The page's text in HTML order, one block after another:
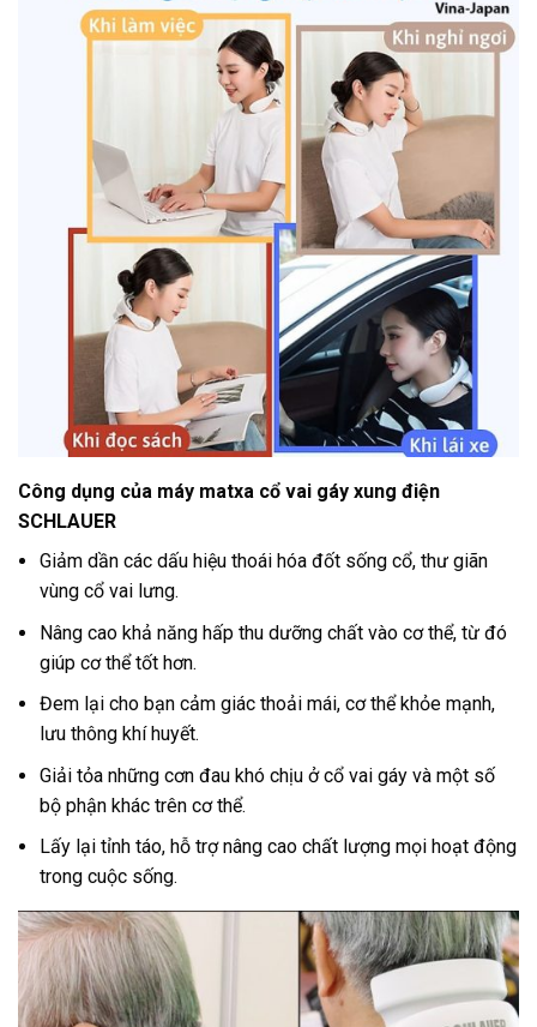
Công dụng của máy matxa cổ vai gáy xung điện
SCHLAUER
Giảm dần các dấu hiệu thoái hóa đốt sống cổ, thư giãn
vùng cổ vai lưng.
Nâng cao khả năng hấp thu dưỡng chất vào cơ thể, từ đó
giúp cơ thể tốt hơn.
Đem lại cho bạn cảm giác thoải mái, cơ thể khỏe mạnh,
lưu thông khí huyết.
Giải tỏa những cơn đau khó chịu ở cổ vai gáy và một số
bộ phận khác trên cơ thể.
Lấy lại tỉnh táo, hỗ trợ nâng cao chất lượng mọi hoạt động
trong cuộc sống.